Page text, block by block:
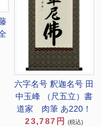
六字名号 釈迦名号 田
中玉峰 （尺五立）書
道家 肉筆 あ220！
23,787円
(税込)